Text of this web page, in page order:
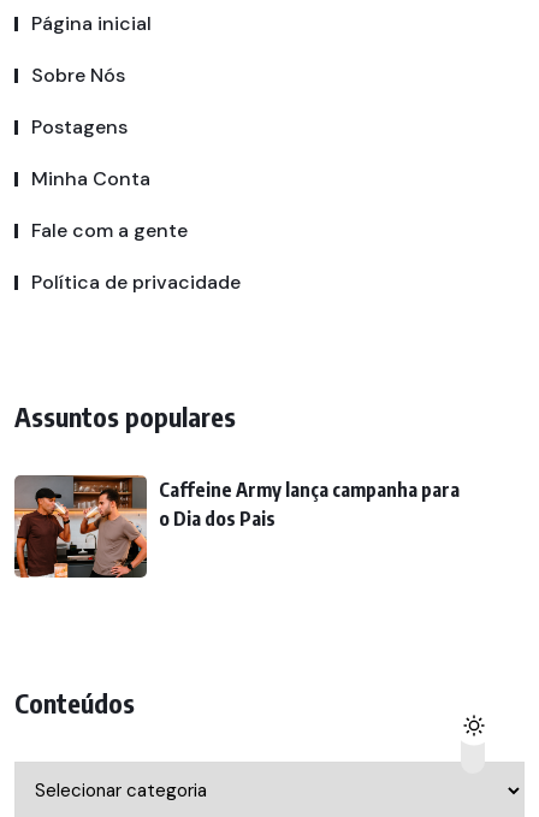
Página inicial
Sobre Nós
Postagens
Minha Conta
Fale com a gente
Política de privacidade
Assuntos populares
Caffeine Army lança campanha para
o Dia dos Pais
Conteúdos